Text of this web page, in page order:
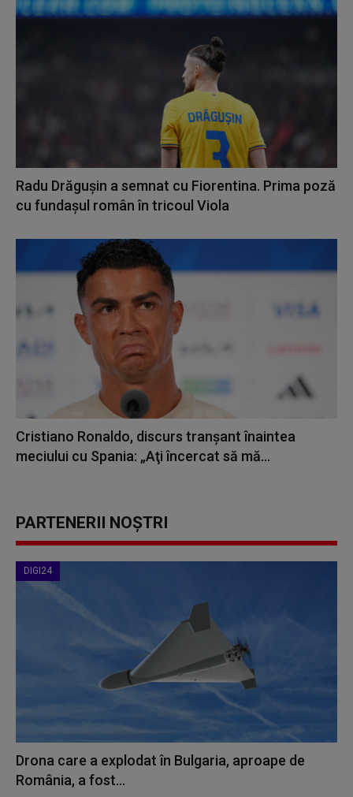
Radu Drăguşin a semnat cu Fiorentina. Prima poză
cu fundașul român în tricoul Viola
Cristiano Ronaldo, discurs tranșant înaintea
meciului cu Spania: „Aţi încercat să mă...
PARTENERII NOȘTRI
DIGI24
Drona care a explodat în Bulgaria, aproape de
România, a fost...